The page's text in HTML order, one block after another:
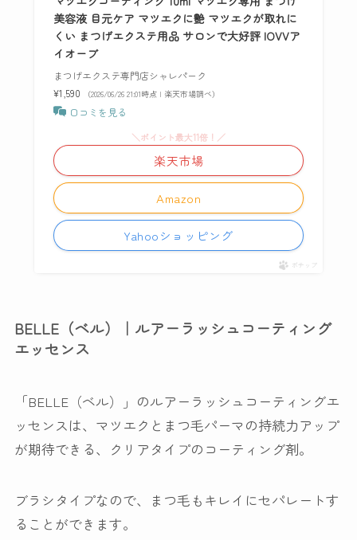
美容液 目元ケア マツエクに艶 マツエクが取れに
くい まつげエクステ用品 サロンで大好評 IOVVア
イオーブ
まつげエクステ専門店シャレパーク
¥1,590
（2026/06/26 21:01時点 | 楽天市場調べ）
口コミを見る
Amazon
＼ポイント最大11倍！／
楽天市場
Yahooショッピング
ポチップ
BELLE（ベル）｜ルアーラッシュコーティング
エッセンス
「BELLE（ベル）」のルアーラッシュコーティングエ
ッセンスは、マツエクとまつ毛パーマの持続力アップ
が期待できる、クリアタイプのコーティング剤。
ブラシタイプなので、まつ毛もキレイにセパレートす
ることができます。